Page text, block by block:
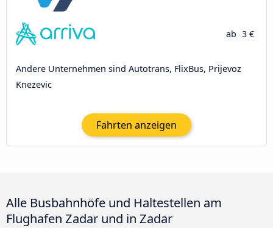
ab 3 €
Andere Unternehmen sind Autotrans, FlixBus, Prijevoz
Knezevic
Fahrten anzeigen
Alle Busbahnhöfe und Haltestellen am
Flughafen Zadar und in Zadar